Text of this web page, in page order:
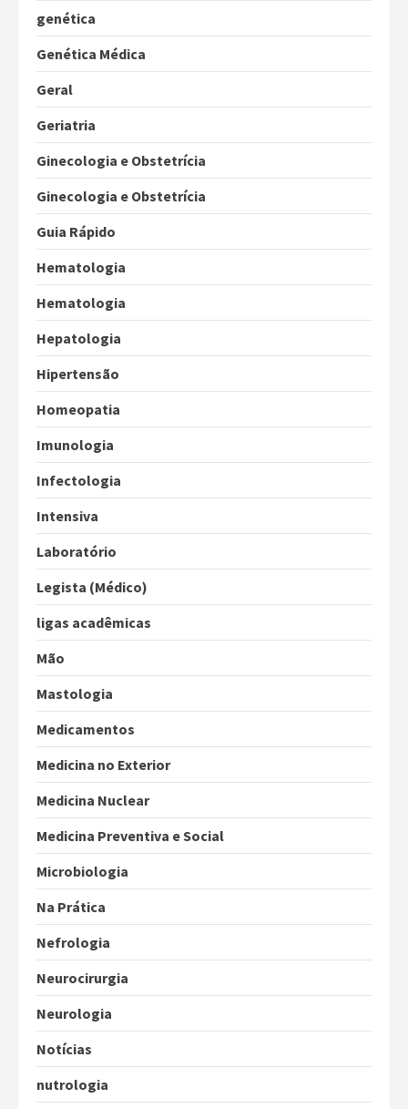
genética
Genética Médica
Geral
Geriatria
Ginecologia e Obstetrícia
Ginecologia e Obstetrícia
Guia Rápido
Hematologia
Hematologia
Hepatologia
Hipertensão
Homeopatia
Imunologia
Infectologia
Intensiva
Laboratório
Legista (Médico)
ligas acadêmicas
Mão
Mastologia
Medicamentos
Medicina no Exterior
Medicina Nuclear
Medicina Preventiva e Social
Microbiologia
Na Prática
Nefrologia
Neurocirurgia
Neurologia
Notícias
nutrologia